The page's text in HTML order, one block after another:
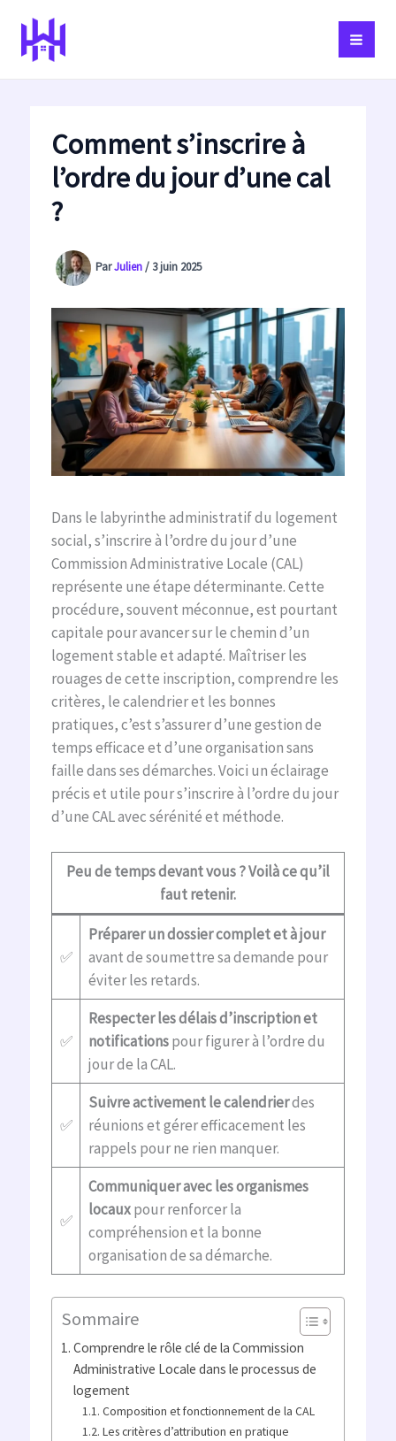
contenu
Comment s’inscrire à
l’ordre du jour d’une cal
?
ParJulien/ 3 juin 2025
Dans le labyrinthe administratif du logement
social, s’inscrire à l’ordre du jour d’une
Commission Administrative Locale (CAL)
représente une étape déterminante. Cette
procédure, souvent méconnue, est pourtant
capitale pour avancer sur le chemin d’un
logement stable et adapté. Maîtriser les
rouages de cette inscription, comprendre les
critères, le calendrier et les bonnes
pratiques, c’est s’assurer d’une gestion de
temps efficace et d’une organisation sans
faille dans ses démarches. Voici un éclairage
précis et utile pour s’inscrire à l’ordre du jour
d’une CAL avec sérénité et méthode.
Peu de temps devant vous ? Voilà ce qu’il
faut retenir.
✅
Préparer un dossier complet et à jour
avant de soumettre sa demande pour
éviter les retards.
✅
Respecter les délais d’inscription et
notificationspour figurer à l’ordre du
jour de la CAL.
✅
Suivre activement le calendrierdes
réunions et gérer efficacement les
rappels pour ne rien manquer.
✅
Communiquer avec les organismes
locauxpour renforcer la
compréhension et la bonne
organisation de sa démarche.
Sommaire
Comprendre le rôle clé de la Commission
Administrative Locale dans le processus de
logement
Composition et fonctionnement de la CAL
Les critères d’attribution en pratique